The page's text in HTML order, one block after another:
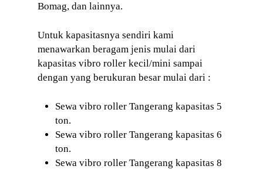
Bomag, dan lainnya.
Untuk kapasitasnya sendiri kami
menawarkan beragam jenis mulai dari
kapasitas vibro roller kecil/mini sampai
dengan yang berukuran besar mulai dari :
Sewa vibro roller Tangerang kapasitas 5
ton.
Sewa vibro roller Tangerang kapasitas 6
ton.
Sewa vibro roller Tangerang kapasitas 8